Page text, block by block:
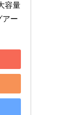
容量
アー